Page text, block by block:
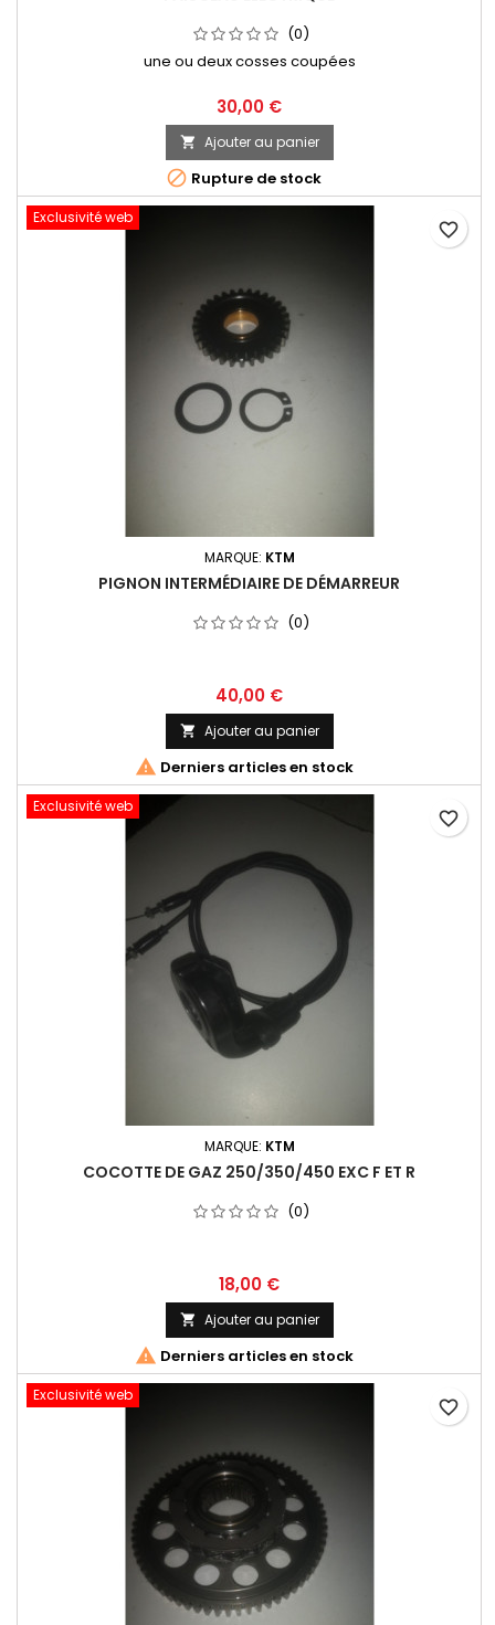
(0)
une ou deux cosses coupées
30,00 €
 Ajouter au panier
 Rupture de stock
Exclusivité web
MARQUE: KTM
PIGNON INTERMÉDIAIRE DE DÉMARREUR
(0)
40,00 €
 Ajouter au panier
 Derniers articles en stock
favorite_border
Exclusivité web
MARQUE: KTM
COCOTTE DE GAZ 250/350/450 EXC F ET R
(0)
18,00 €
 Ajouter au panier
 Derniers articles en stock
favorite_border
Exclusivité web
favorite_border